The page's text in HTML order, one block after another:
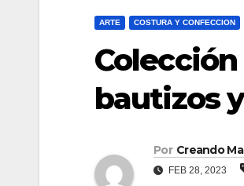
ARTE COSTURA Y CONFECCION
bautizos
Por Creando
FEB 28, 2023